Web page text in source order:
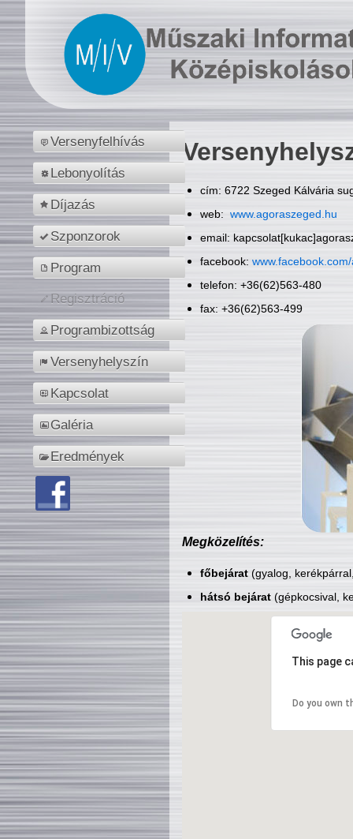
Versenyfelhívás
Lebonyolítás
Díjazás
Szponzorok
Program
Regisztráció
Programbizottság
Versenyhelyszín
Kapcsolat
Galéria
Eredmények
cím: 6722 Szeged Kálvária
web: www.agoraszeged.hu
email:
facebook:
telefon: +36(62)563-480
fax: +36(62)563-499
Megközelítés:
főbejárat(gyalog,
hátsó bejárat(gépkocsival,
This page
Do you own